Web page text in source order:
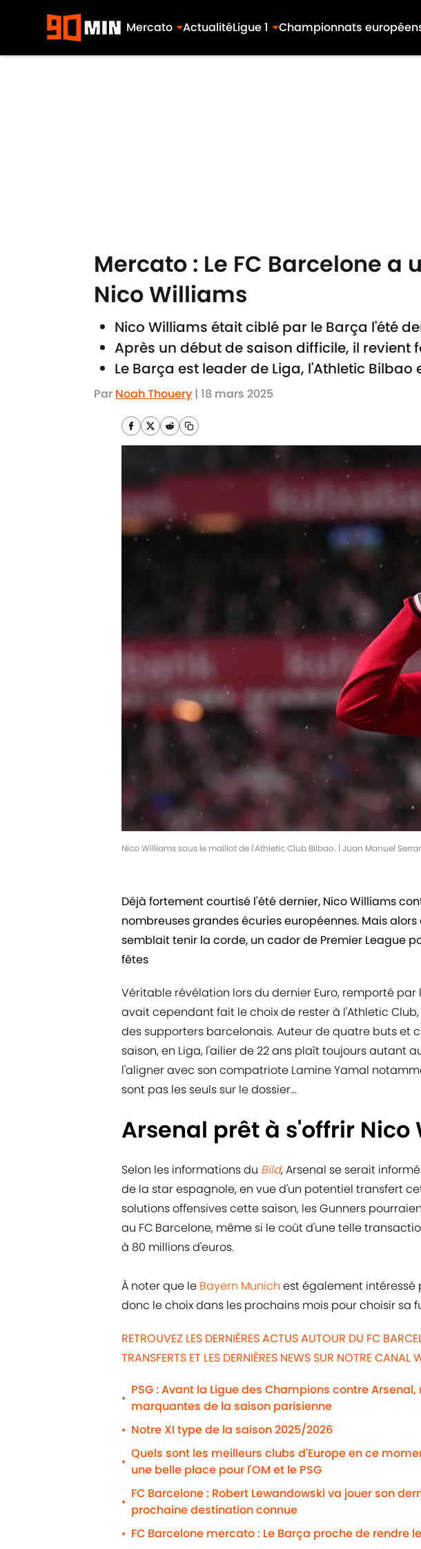
Mercato ActualitéLigue 1 Championnats
Mercato : Le FC Barcelone
Nico Williams
Nico Williams était ciblé par le Barça l'été
Après un début de saison difficile, il revient
Le Barça est leader de Liga, l'Athletic Bilbao
Par Noah Thouery | 18 mars 2025
Nico Williams sous le maillot de l'Athletic Club Bilbao. | Juan Manuel
Déjà fortement courtisé l'été dernier, Nico Williams
nombreuses grandes écuries européennes. Mais alors
semblait tenir la corde, un cador de Premier League
fêtes
Véritable révélation lors du dernier Euro, remporté par
avait cependant fait le choix de rester à l'Athletic
des supporters barcelonais. Auteur de quatre buts et
saison, en Liga, l'ailier de 22 ans plaît toujours autant
l'aligner avec son compatriote Lamine Yamal
sont pas les seuls sur le dossier...
Arsenal prêt à s'offrir Nico
Selon les informations du Bild, Arsenal se serait
de la star espagnole, en vue d'un potentiel transfert
solutions offensives cette saison, les Gunners
au FC Barcelone, même si le coût d'une telle
à 80 millions d'euros.
À noter que le Bayern Munich est également intéressé
donc le choix dans les prochains mois pour choisir sa
RETROUVEZ LES DERNIÈRES ACTUS AUTOUR DU FC
TRANSFERTS ET LES DERNIÈRES NEWS SUR NOTRE CANAL
•
PSG : Avant la Ligue des Champions contre
marquantes de la saison parisienne
• Notre XI type de la saison 2025/2026
•
Quels sont les meilleurs clubs d'Europe en ce
une belle place pour l'OM et le PSG
•
FC Barcelone : Robert Lewandowski va jouer son
prochaine destination connue
• FC Barcelone mercato : Le Barça proche de rendre